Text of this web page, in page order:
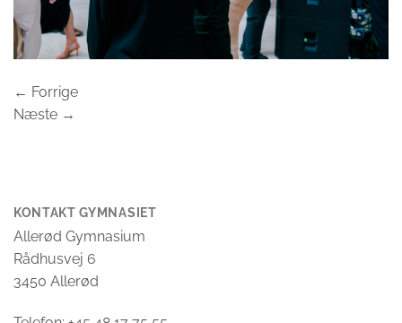
← Forrige
Næste →
KONTAKT GYMNASIET
Allerød Gymnasium
Rådhusvej 6
3450 Allerød